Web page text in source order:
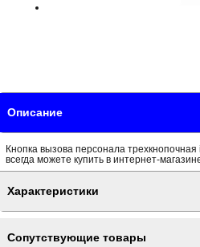
Описание
Кнопка вызова персонала
всегда можете купить в интернет-
Характеристики
Сопутствующие товары